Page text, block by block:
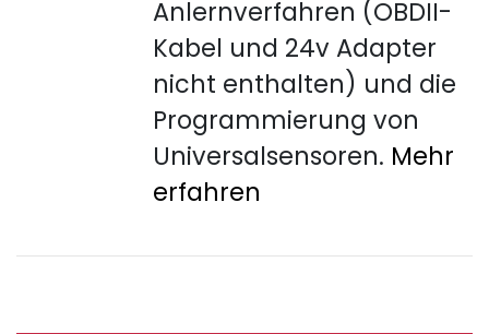
Anlernverfahren (OBDII-
Kabel und 24v Adapter
nicht enthalten) und die
Programmierung von
Universalsensoren. Mehr
erfahren